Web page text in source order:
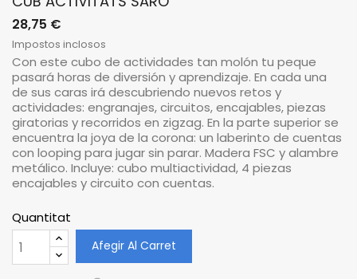
28,75 €
Impostos inclosos
Con este cubo de actividades tan molón tu peque
pasará horas de diversión y aprendizaje. En cada una
de sus caras irá descubriendo nuevos retos y
actividades: engranajes, circuitos, encajables, piezas
giratorias y recorridos en zigzag. En la parte superior se
encuentra la joya de la corona: un laberinto de cuentas
con looping para jugar sin parar. Madera FSC y alambre
metálico. Incluye: cubo multiactividad, 4 piezas
encajables y circuito con cuentas.
Quantitat
Afegir Al Carret